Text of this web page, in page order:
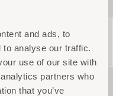
and ads, to
to analyse our traffic.
use of our site with
partners who
that you’ve
vereint